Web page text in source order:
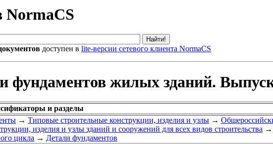
NormaCS
доступен в lite-версии сетевого клиента NormaCS
фундаментов жилых зданий.
и разделы
→ Типовые строительные конструкции, изделия и узлы →
изделия и узлы зданий и сооружений для всех видов строительства →
цикла → Детали фундаментов